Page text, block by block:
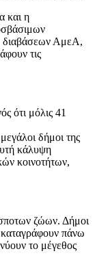
και η
διαβάσεων ΑμεΑ,
τις
ότι μόλις 41
δήμοι της
κάλυψη
κοινοτήτων,
ζώων. Δήμοι
πάνω
το μέγεθος